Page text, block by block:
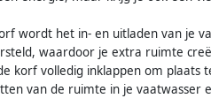
wordt het in- en uitladen van je
waardoor je extra ruimte
korf volledig inklappen om
van de ruimte in je vaatwasser